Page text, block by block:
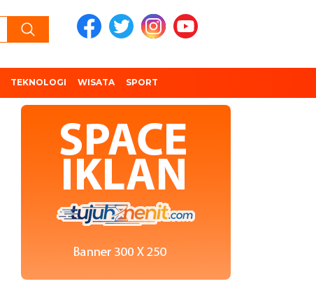
TEKNOLOGI WISATA SPORT